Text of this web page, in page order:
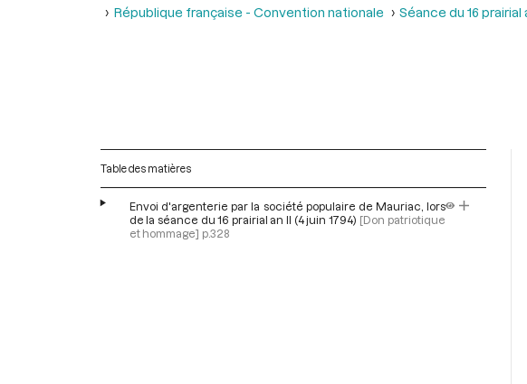
République française - Convention nationale
Séance du 16 prairial
Table des matières
Envoi d'argenterie par la société populaire de Mauriac, lors
de la séance du 16 prairial an II (4 juin 1794) [Don patriotique
et hommage] p.328